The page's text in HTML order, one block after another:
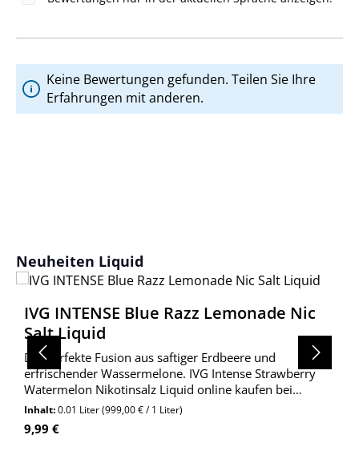
Keine Bewertungen gefunden. Teilen Sie Ihre
Erfahrungen mit anderen.
Produktgalerie überspringen
Neuheiten Liquid
IVG INTENSE Blue Razz Lemonade Nic
Salt Liquid
Die perfekte Fusion aus saftiger Erdbeere und
erfrischender Wassermelone. IVG Intense Strawberry
Watermelon Nikotinsalz Liquid online kaufen bei
Wolkengarage!
Inhalt:0.01 Liter(999,00 € / 1 Liter)
Regulärer Preis:
9,99 €